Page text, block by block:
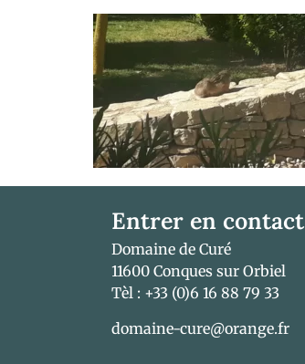
Entrer en contact
Domaine de Curé
11600 Conques sur Orbiel
Tèl : +33 (0)6 16 88 79 33
domaine-cure@orange.fr